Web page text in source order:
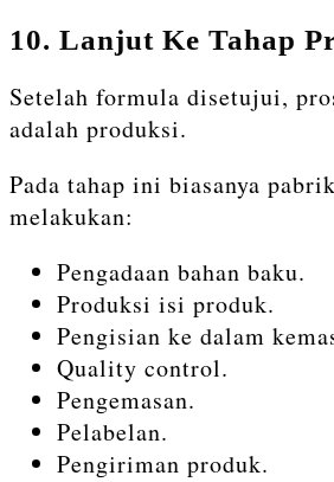
10. Lanjut Ke Tahap
Setelah formula disetujui,
adalah produksi.
Pada tahap ini biasanya
melakukan:
Pengadaan bahan baku.
Produksi isi produk.
Pengisian ke dalam
Quality control.
Pengemasan.
Pelabelan.
Pengiriman produk.